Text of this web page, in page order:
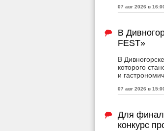
07 авг 2026 в
В
FEST»
В
которого
и
07 авг 2026 в
Для
конкурс